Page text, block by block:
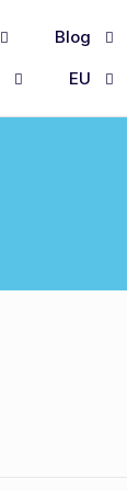
Blog
EU